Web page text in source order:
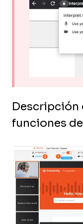
Descripción
funciones